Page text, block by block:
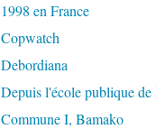
1998 en France
Copwatch
Debordiana
Depuis l'école publique
Commune I, Bamako